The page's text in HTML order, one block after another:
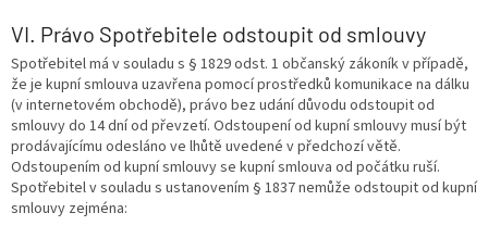
VI. Právo Spotřebitele odstoupit od smlouvy
Spotřebitel má v souladu s § 1829 odst. 1 občanský zákoník v případě,
že je kupní smlouva uzavřena pomocí prostředků komunikace na dálku
(v internetovém obchodě), právo bez udání důvodu odstoupit od
smlouvy do 14 dní od převzetí. Odstoupení od kupní smlouvy musí být
prodávajícímu odesláno ve lhůtě uvedené v předchozí větě.
Odstoupením od kupní smlouvy se kupní smlouva od počátku ruší.
Spotřebitel v souladu s ustanovením § 1837 nemůže odstoupit od kupní
smlouvy zejména: